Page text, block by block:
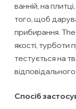
ванній, на
того, щоб
прибирання.
якості, турботи
тестується на
Спосіб